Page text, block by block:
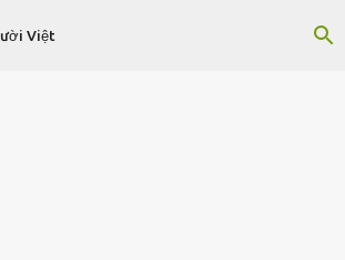
Chuyển đến nội dung chính
Việt